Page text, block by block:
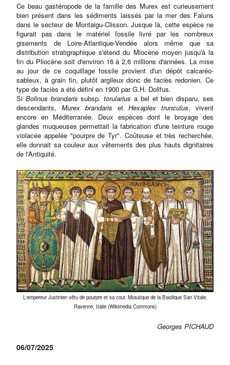
Ce beau gastéropode de la famille des Murex est curieusement
bien présent dans les sédiments laissés par la mer des Faluns
dans le secteur de Montaigu-Clisson. Jusque là, cette espèce ne
figurait pas dans le matériel fossile livré par les nombreux
gisements de Loire-Atlantique-Vendée alors même que sa
distribution stratigraphique s'étend du Miocène moyen jusqu'à la
fin du Pliocène soit d'environ 16 à 2,6 millions d'années. La mise
au jour de ce coquillage fossile provient d'un dépôt calcaréo-
sableux, à grain fin, plutôt argileux donc de faciès redonien. Ce
type de faciès a été défini en 1900 par G.H. Dollfus.
Si Bolinus brandarissubsp. torularius a bel et bien disparu, ses
descendants, Murex brandaris et Hexaplex trunculus, vivent
encore en Méditerranée. Deux espèces dont le broyage des
glandes muqueuses permettait la fabrication d'une teinture rouge
violacée appelée "pourpre de Tyr". Coûteuse et très recherchée,
elle donnait sa couleur aux vêtements des plus hauts dignitaires
de l'Antiquité.
L'empereur Justinien vêtu de pourpre et sa cour. Mosaïque de la Basilique San Vitale,
Ravenne, Italie (Wikimedia Commons)
Georges PICHAUD
06/07/2025